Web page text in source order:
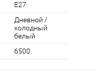
E27
Дневной /
холодный
белый
6500